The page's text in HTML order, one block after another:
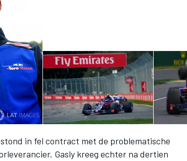
in fel contract met de problematische
Gasly kreeg echter na dertien